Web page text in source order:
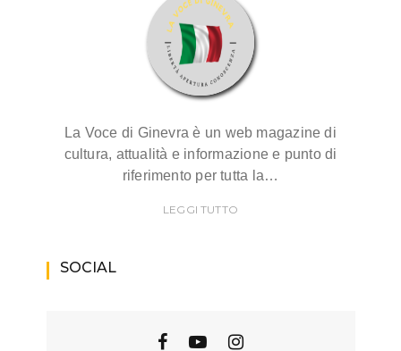
La Voce di Ginevra è un web magazine di
cultura, attualità e informazione e punto di
riferimento per tutta la…
LEGGI TUTTO
SOCIAL